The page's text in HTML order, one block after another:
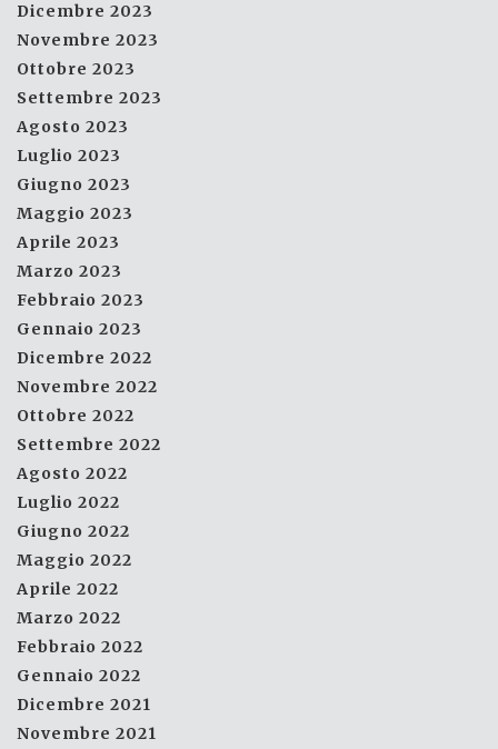
Dicembre 2023
Novembre 2023
Ottobre 2023
Settembre 2023
Agosto 2023
Luglio 2023
Giugno 2023
Maggio 2023
Aprile 2023
Marzo 2023
Febbraio 2023
Gennaio 2023
Dicembre 2022
Novembre 2022
Ottobre 2022
Settembre 2022
Agosto 2022
Luglio 2022
Giugno 2022
Maggio 2022
Aprile 2022
Marzo 2022
Febbraio 2022
Gennaio 2022
Dicembre 2021
Novembre 2021